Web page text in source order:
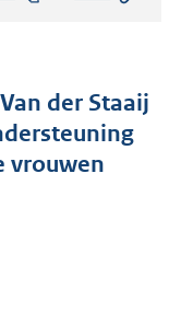
der Staaij
vrouwen